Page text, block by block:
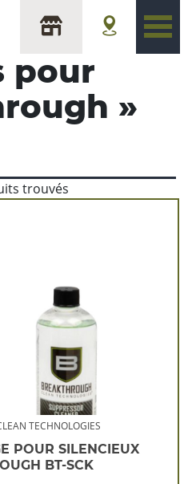
pour
»
trouvés
TECHNOLOGIES
POUR SILENCIEUX
BT-SCK